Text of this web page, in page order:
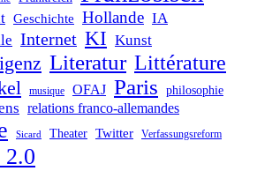
Geschichte Hollande IA
Internet KI Kunst
Literatur Littérature
musique OFAJ Paris philosophie
relations franco-allemandes
Sicard Theater Twitter Verfassungsreform
2.0